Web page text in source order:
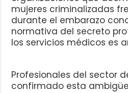
mujeres criminalizadas
durante el embarazo
normativa del secreto
los servicios médicos es
Profesionales del sector
confirmado esta